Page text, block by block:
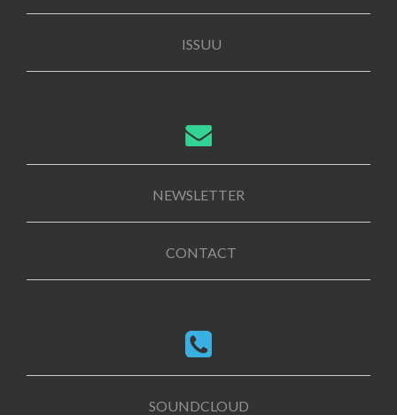
ISSUU
NEWSLETTER
CONTACT
SOUNDCLOUD